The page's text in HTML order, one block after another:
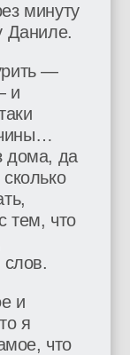
минуту
Даниле.
—
и
дома, да
тем, что
и
я
что